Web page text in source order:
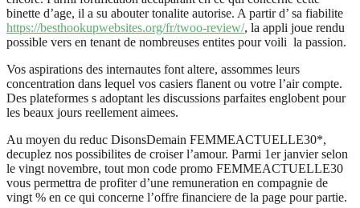
binette d’age, il a su abouter tonalite autorise. A partir d’ sa fiabilite
https://besthookupwebsites.org/fr/twoo-review/, la appli joue rendu
possible vers en tenant de nombreuses entites pour voili la passion.
Vos aspirations des internautes font altere, assommes leurs
concentration dans lequel vos casiers flanent ou votre l’air compte.
Des plateformes s adoptant les discussions parfaites englobent pour
les beaux jours reellement aimees.
Au moyen du reduc DisonsDemain FEMMEACTUELLE30*,
decuplez nos possibilites de croiser l’amour. Parmi 1er janvier selon
le vingt novembre, tout mon code promo FEMMEACTUELLE30
vous permettra de profiter d’une remuneration en compagnie de
vingt % en ce qui concerne l’offre financiere de la page pour partie.